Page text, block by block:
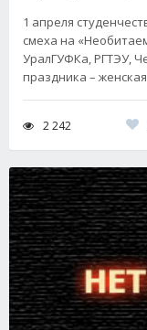
1 апреля
смеха на
УралГУФКа, РГТЭУ,
праздника – женская
2 242